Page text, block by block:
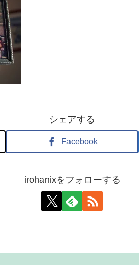
シェアする
Facebook
irohanixをフォローする